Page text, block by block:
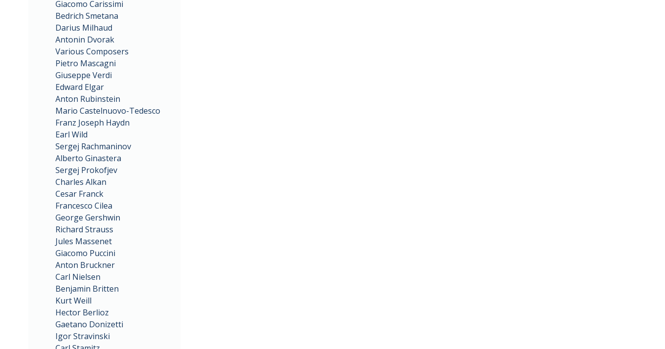
Giacomo Carissimi
Bedrich Smetana
Darius Milhaud
Antonin Dvorak
Various Composers
Pietro Mascagni
Giuseppe Verdi
Edward Elgar
Anton Rubinstein
Mario Castelnuovo-Tedesco
Franz Joseph Haydn
Earl Wild
Sergej Rachmaninov
Alberto Ginastera
Sergej Prokofjev
Charles Alkan
Cesar Franck
Francesco Cilea
George Gershwin
Richard Strauss
Jules Massenet
Giacomo Puccini
Anton Bruckner
Carl Nielsen
Benjamin Britten
Kurt Weill
Hector Berlioz
Gaetano Donizetti
Igor Stravinski